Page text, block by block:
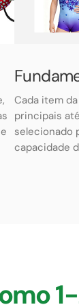
Cada item
principais
selecionado
capacidade